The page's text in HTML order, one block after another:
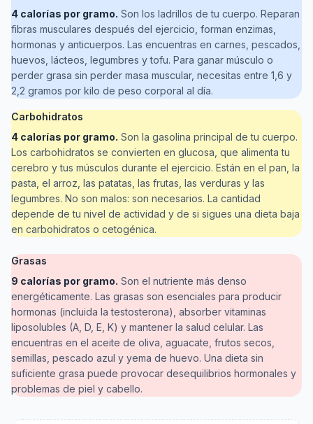
4 calorías por gramo. Son los ladrillos de tu cuerpo. Reparan
fibras musculares después del ejercicio, forman enzimas,
hormonas y anticuerpos. Las encuentras en carnes, pescados,
huevos, lácteos, legumbres y tofu. Para ganar músculo o
perder grasa sin perder masa muscular, necesitas entre 1,6 y
2,2 gramos por kilo de peso corporal al día.
Carbohidratos
4 calorías por gramo. Son la gasolina principal de tu cuerpo.
Los carbohidratos se convierten en glucosa, que alimenta tu
cerebro y tus músculos durante el ejercicio. Están en el pan, la
pasta, el arroz, las patatas, las frutas, las verduras y las
legumbres. No son malos: son necesarios. La cantidad
depende de tu nivel de actividad y de si sigues una dieta baja
en carbohidratos o cetogénica.
Grasas
9 calorías por gramo. Son el nutriente más denso
energéticamente. Las grasas son esenciales para producir
hormonas (incluida la testosterona), absorber vitaminas
liposolubles (A, D, E, K) y mantener la salud celular. Las
encuentras en el aceite de oliva, aguacate, frutos secos,
semillas, pescado azul y yema de huevo. Una dieta sin
suficiente grasa puede provocar desequilibrios hormonales y
problemas de piel y cabello.